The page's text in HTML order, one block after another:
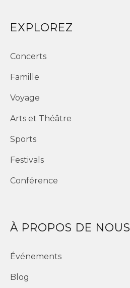
EXPLOREZ
Concerts
Famille
Voyage
Arts et Théâtre
Sports
Festivals
Conférence
À PROPOS DE NOUS
Événements
Blog